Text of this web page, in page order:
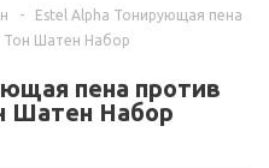
-
Estel Alpha Тонирующая пена
Тон Шатен Набор
пена против
Шатен Набор